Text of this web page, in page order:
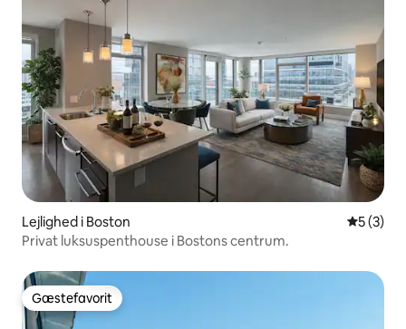
Lejlighed i Boston 5 ud af 5
5 (3)
Privat luksuspenthouse i Bostons centrum.
Gæstefavorit
Gæstefavorit